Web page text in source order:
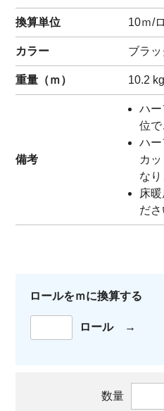
換算単位 10ｍ/
カラー ブラッ
重量（ｍ） 10.2 kg
備考
ハ
位で
ハー
カ
なり
床
ださ
ロールをｍに換算する
ロール→
数量